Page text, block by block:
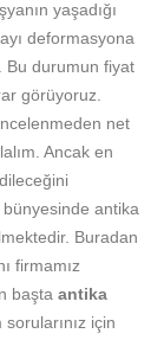
yaşadığı
deformasyona
Bu durumun fiyat
görüyoruz.
net
Ancak en
antika
Buradan
firmamız
başta antika
için